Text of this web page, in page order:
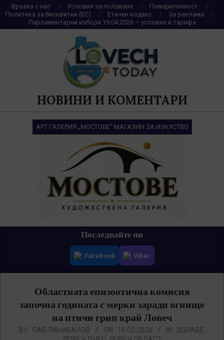
Skip
to
content
Връзка с нас Условия за ползване
Поверителност
Политика за бисквитки (ЕС)
Етичен кодекс
За реклама
Парламентарни избори 19.04.2026 – условия и тарифа
НОВИНИ И КОМЕНТАРИ
АРТ ГАЛЕРИЯ „МОСТОВЕ“ МАГАЗИН ЗА ИЗКУСТВО
Последвайте ни
Facebook Viber
Областната епизоотична комисия
започна годината с мерки заради огнище
на птичи грип край Ловеч
BY: ПАВЛИН ИВАНОВ ON: 10.02.2026 IN: ЗДРАВЕ,